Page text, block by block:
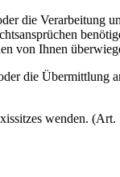
die Verarbeitung
von Ihnen
die Übermittlung
wenden.